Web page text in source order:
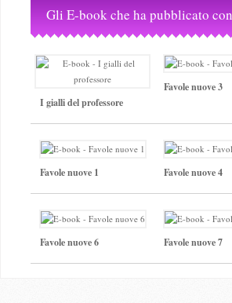
Gli E-book che ha pubblicato
I gialli del professore
Favole nuove 3
Favole nuove 1 Favole nuove 4
Favole nuove 6 Favole nuove 7